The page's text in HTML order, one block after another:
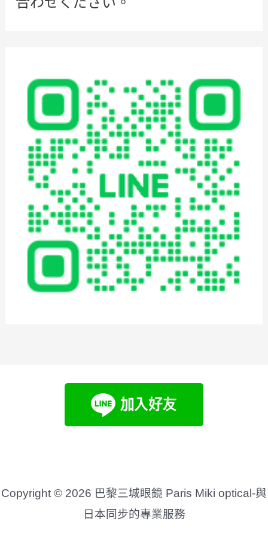
Copyright © 2026 巴黎三城眼鏡 Paris Miki optical-與
日本同步的專業服務